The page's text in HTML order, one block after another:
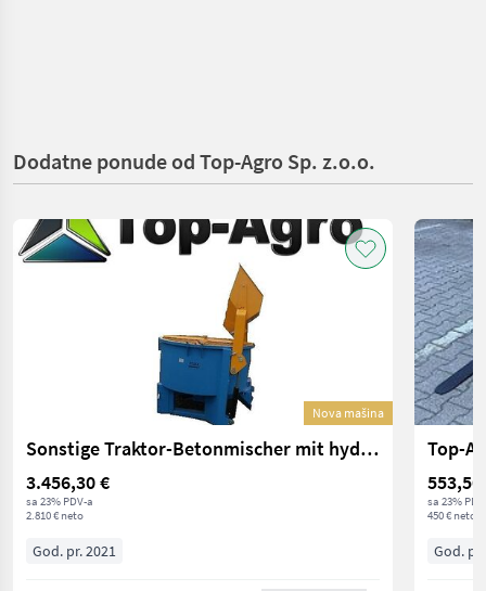
Dodatne ponude od Top-Agro Sp. z.o.o.
Nova mašina
Sonstige Traktor-Betonmischer mit hydraulikmotor !!! EU-Q
3.456,30 €
sa 23% PDV-a
2.810 € neto
God. pr. 2021
Top-
553,50
sa 23%
450 € neto
God.